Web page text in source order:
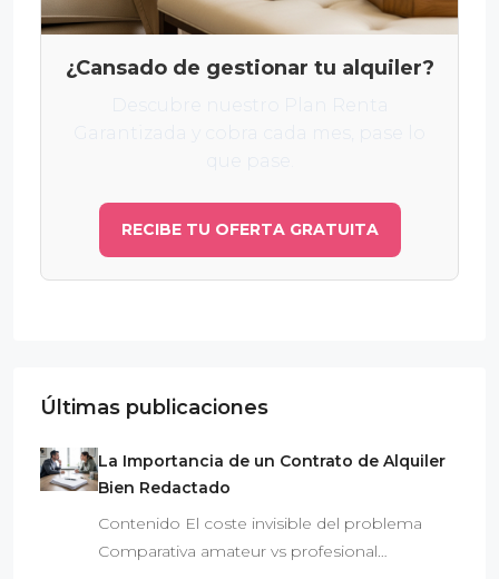
¿Cansado de gestionar tu alquiler?
RECIBE TU OFERTA GRATUITA
Últimas publicaciones
La Importancia de un Contrato de Alquiler
Bien Redactado
Contenido El coste invisible del problema
Comparativa amateur vs profesional…